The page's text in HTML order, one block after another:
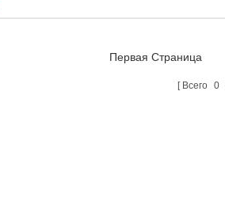
Первая Страница
Всего 0